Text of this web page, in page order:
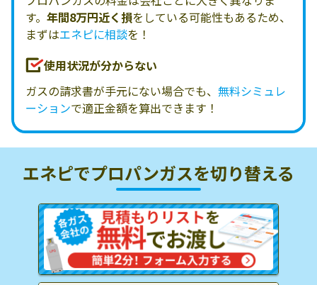
す。 年間8万円近く損をしている可能性もあるため、
まずはエネピに相談を！
使用状況が分からない
ガスの請求書が手元にない場合でも、 無料シミュレ
ーションで適正金額を算出できます！
エネピでプロパンガスを切り替える